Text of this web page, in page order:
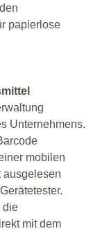
papierlose
Unternehmens.
mobilen
ausgelesen
die
mit dem